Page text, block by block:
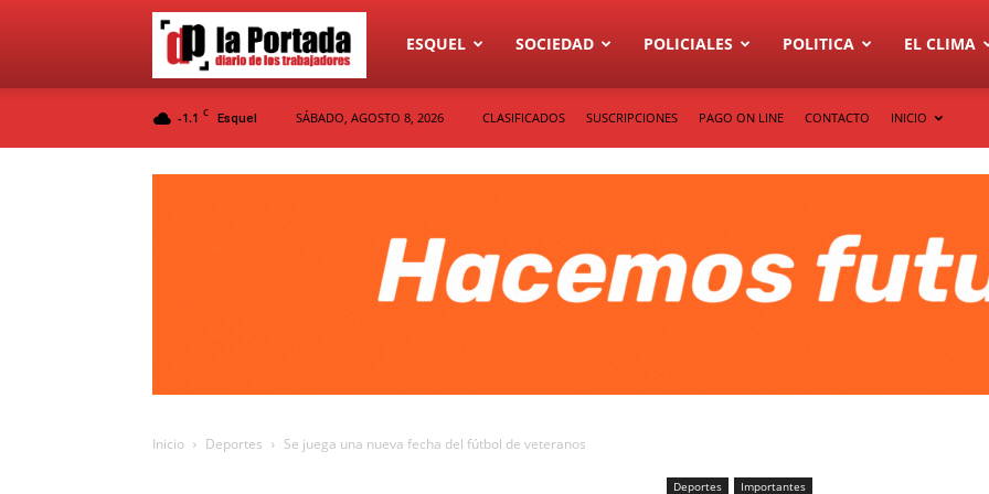
Diario
ESQUEL SOCIEDAD POLICIALES POLITICA EL CLIMA
-1.1 C Esquel SÁBADO, AGOSTO 8, 2026 CLASIFICADOS SUSCRIPCIONES PAGO ON LINE CONTACTO INICIO
Inicio Deportes Se juega una nueva fecha del fútbol de veteranos
Deportes Importantes